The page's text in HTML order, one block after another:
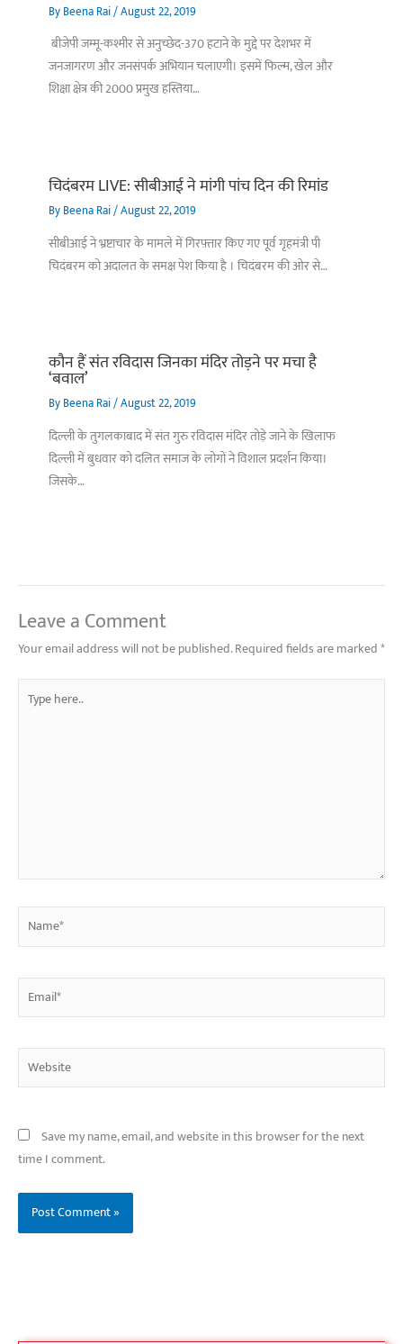
ByBeena Rai/August 22, 2019
बीजेपी जम्मू-कश्मीर से अनुच्छेद-370 हटाने के मुद्दे पर देशभर में
जनजागरण और जनसंपर्क अभियान चलाएगी। इसमें फिल्म, खेल और
शिक्षा क्षेत्र की 2000 प्रमुख हस्तिया…
चिदंबरम LIVE: सीबीआई ने मांगी पांच दिन की रिमांड
ByBeena Rai/August 22, 2019
सीबीआई ने भ्रष्टाचार के मामले में गिरफ़्तार किए गए पूर्व गृहमंत्री पी
चिदंबरम को अदालत के समक्ष पेश किया है । चिदंबरम की ओर से…
कौन हैं संत रविदास जिनका मंदिर तोड़ने पर मचा है
‘बवाल’
ByBeena Rai/August 22, 2019
दिल्ली के तुगलकाबाद में संत गुरु रविदास मंदिर तोड़े जाने के खिलाफ
दिल्ली में बुधवार को दलित समाज के लोगों ने विशाल प्रदर्शन किया।
जिसके…
Leave a Comment
Your email address will not be published.Required fields are marked*
here..
Website
Save my name, email, and website in this browser for the next
time I comment.